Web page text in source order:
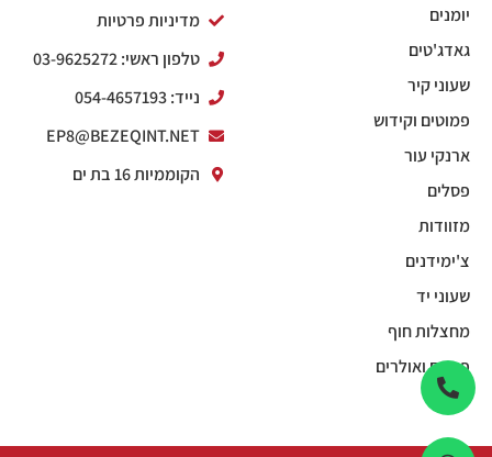
יומנים
גאדג'טים
שעוני קיר
פמוטים וקידוש
ארנקי עור
פסלים
מזוודות
צ'ימידנים
שעוני יד
מחצלות חוף
פנסים ואולרים
מדיניות פרטיות
טלפון ראשי: 03-9625272
נייד: 054-4657193
EP8@BEZEQINT.NET
הקוממיות 16 בת ים